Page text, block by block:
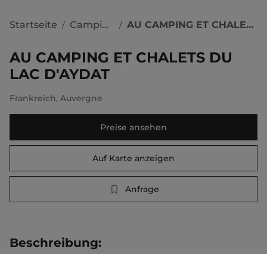
Startseite / Campingplätze / AU CAMPING ET CHALETS DU LAC D'AYDAT
AU CAMPING ET CHALETS DU
LAC D'AYDAT
Frankreich, Auvergne
Preise ansehen
Auf Karte anzeigen
Anfrage
Beschreibung: